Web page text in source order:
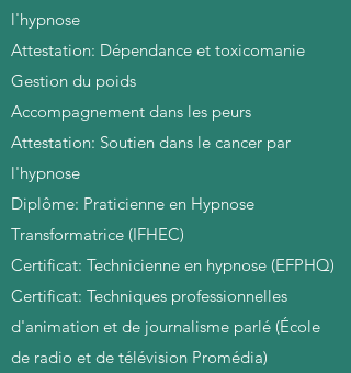
l'hypnose
Attestation: Dépendance et toxicomanie
Gestion du poids
Accompagnement dans les peurs
Attestation: Soutien dans le cancer par
l'hypnose
Diplôme: Praticienne en Hypnose
Transformatrice (IFHEC)
Certificat: Technicienne en hypnose (EFPHQ)
Certificat: Techniques professionnelles
d'animation et de journalisme parlé (École
de radio et de télévision Promédia)